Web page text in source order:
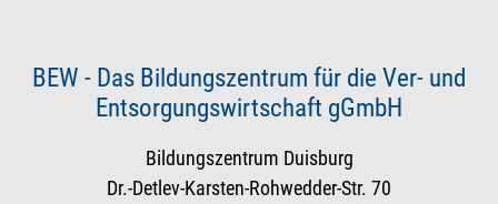
BEW - Das Bildungszentrum für die Ver- und
Entsorgungswirtschaft gGmbH
Bildungszentrum Duisburg
Dr.-Detlev-Karsten-Rohwedder-Str. 70